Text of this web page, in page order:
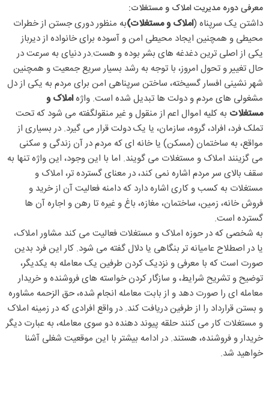
معرفی دوره مدیریت املاک و مستغلات:
داشتن یک سرپناه (املاک و مستغلات)به منظور دوری جستن از خطرات
محیطی و همچنین ایجاد محیطی امن و آسوده برای خانواده از دیرباز
یکی از اصلی ترین دغدغه های بشر بوده و هست.در دنیای به سرعت در
حال تغییر و تحول امروز، با توجه به رشد بسیار سریع جمعیت و همچنین
شهر نشینی افسار گسیخته، ساختن سرپناهی امن برای مردم به یکی از دل
مشغولی های مردم و دولت ها تبدیل شده است. واژهاملاک و
مستغلات به کلیه اموال اعم از منقول و غیر منقولگفته می شود که تحت
تملک فرد، افراد، گروه، سازمان، یا یک دولت قرار می گیرد. در بسیاری از
مواقع، به ساختمان (مسکن) یا خانه ای که مردم در آن زندگی و سکنی
می گزینند املاک و مستغلات می گویند. اما با این وجود، این واژه تنها به
سقف بالای سر مردم اشاره نمی کند، در معنای گسترده تر، املاک و
مستغلات به کسب و کاری اشاره دارد که دامنه فعالیت آن از خرید و
فروش خانه، زمین، ساختمان، مغازه، باغ و غیره تا رهن و اجاره آن ها
گسترده است.
به شخصی که در حوزه املاک و مستغلات فعالیت می کند مشاور املاک،
یا در اصطلاح عامیانه تر بنگاهی یا دلال گفته می شود. کار این فرد بدین
صورت است که با معرفی و نزدیک کردن طرفین یک معامله به یکدیگر،
توضیح و تشریح شرایط، و سازگار کردن خواسته های فروشنده و خریدار
معامله ای را صورت دهد و از بابت معامله انجام شده، حق الزحمه مشاوره
و بستن قرارداد را از طرفین دریافت کند. در واقع افرادی که در زمینه املاک
و مستغلات کار می کنند حلقه پیوند دهنده دو سوی معامله، به عبارت دیگر
خریدار و فروشنده، هستند. در ادامه بیشتر با این موقعیت شغلی آشنا
خواهید شد.